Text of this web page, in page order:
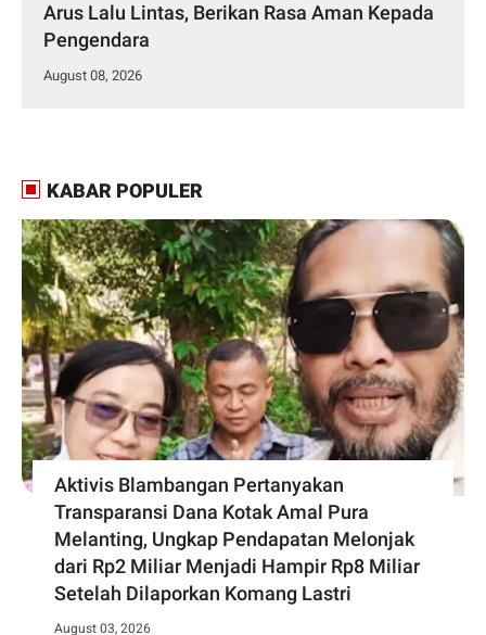
Arus Lalu Lintas, Berikan Rasa Aman Kepada
Pengendara
August 08, 2026
KABAR POPULER
Aktivis Blambangan Pertanyakan
Transparansi Dana Kotak Amal Pura
Melanting, Ungkap Pendapatan Melonjak
dari Rp2 Miliar Menjadi Hampir Rp8 Miliar
Setelah Dilaporkan Komang Lastri
August 03, 2026